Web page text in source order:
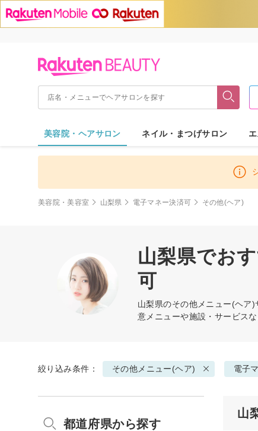
美容院・ヘアサロン ネイル・まつげサロン
美容院・美容室 山梨県 電子マネー決済可 その他(ヘア)
山梨県でお
可
山梨県のその他メニュー(ヘア)
意メニューや施設・サービス
絞り込み条件： その他メニュー(ヘア) 電子
山
都道府県から探す